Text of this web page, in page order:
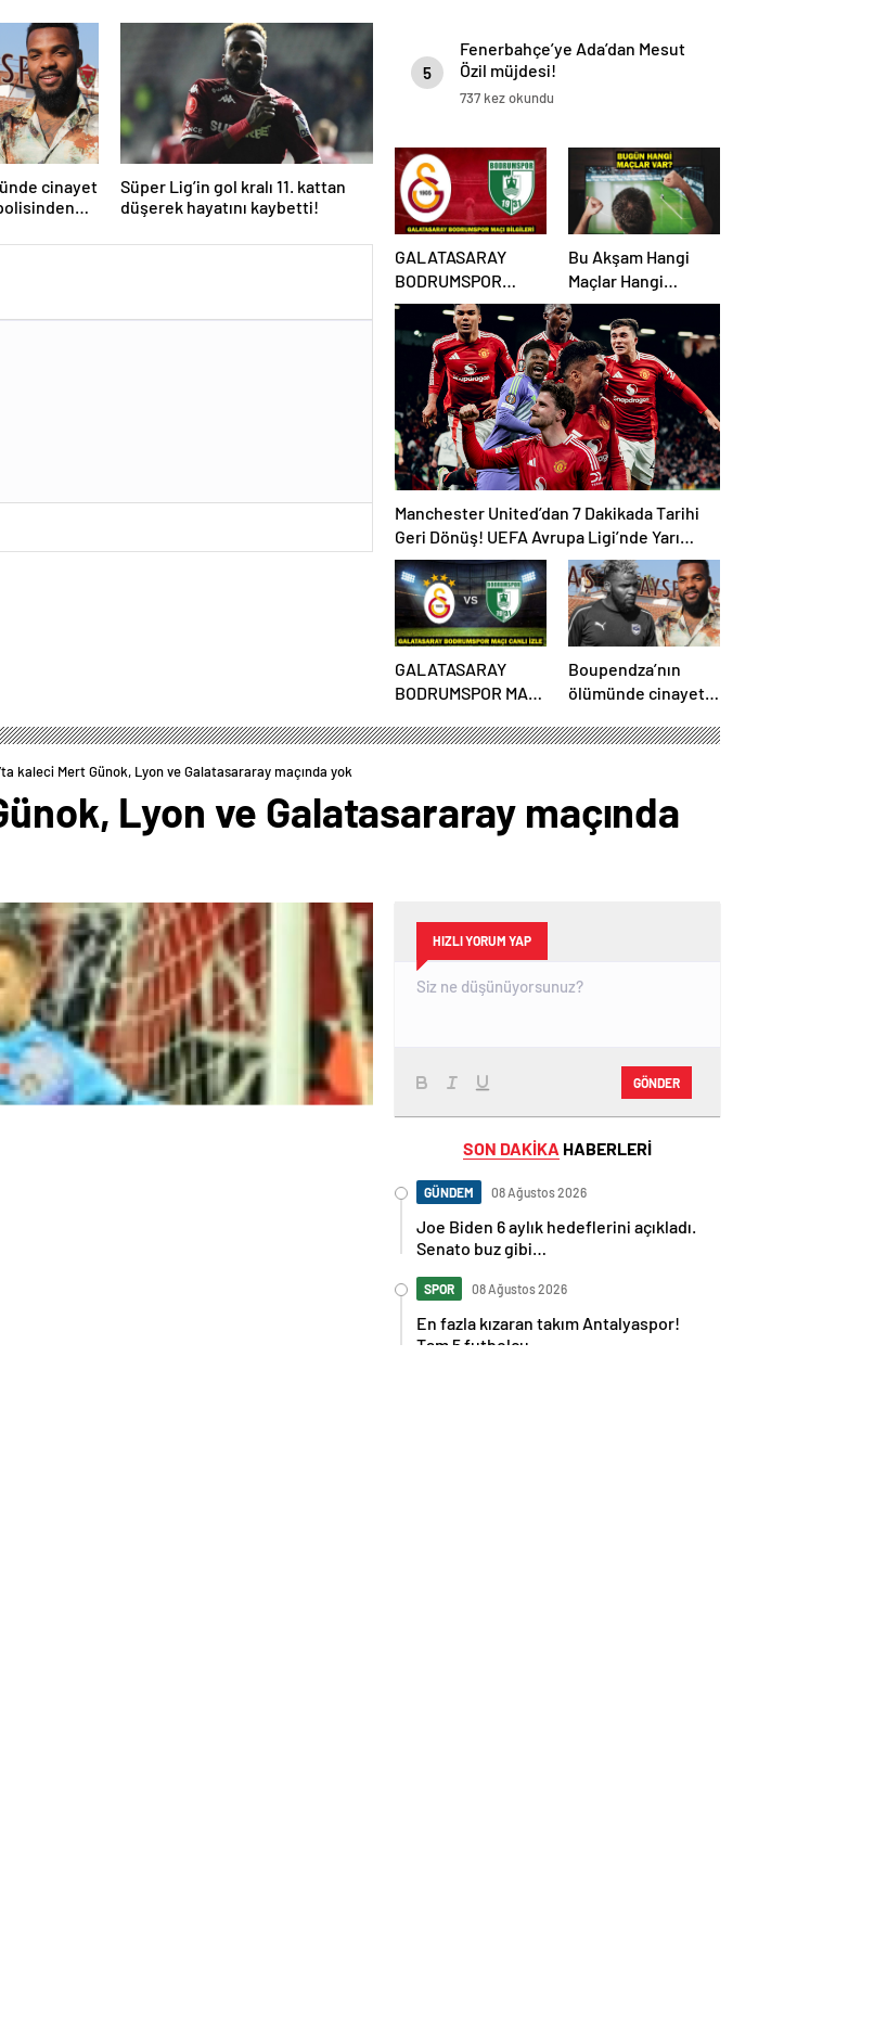
cinayet
Süper Lig’in gol kralı 11. kattan
düşerek hayatını kaybetti!
5
Fenerbahçe’ye Ada’dan Mesut
Özil müjdesi!
737 kez okundu
GALATASARAY
BODRUMSPOR
MUHTEMEL
11’LER/MAÇ
KADROSU!
Galatasaray
Bodrumspor maçı
hangi kanalda, saat
kaçta?
Bu Akşam Hangi
Maçlar Hangi
Kanalda? 18 Nisan
2025 Günün
Karşılaşmaları
Manchester United’dan 7 Dakikada Tarihi
Geri Dönüş! UEFA Avrupa Ligi’nde Yarı
Finalde
GALATASARAY
BODRUMSPOR MAÇI
Galatasaray
Boupendza’nın
ölümünde cinayet
polisinden net
kaleci Mert Günok, Lyon ve Galatasararay maçında yok
Lyon ve Galatasararay maçında
HIZLI YORUM YAP
GÖNDER
SON DAKİKA HABERLERİ
GÜNDEM 08 Ağustos 2026
Joe Biden 6 aylık hedeflerini açıkladı.
Senato buz gibi…
SPOR 08 Ağustos 2026
En fazla kızaran takım Antalyaspor!
Tam 5 futbolcu….